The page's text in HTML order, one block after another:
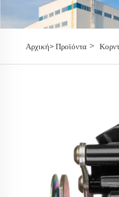
Αρχική>Προϊόντα>